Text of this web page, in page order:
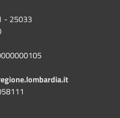
- 25033